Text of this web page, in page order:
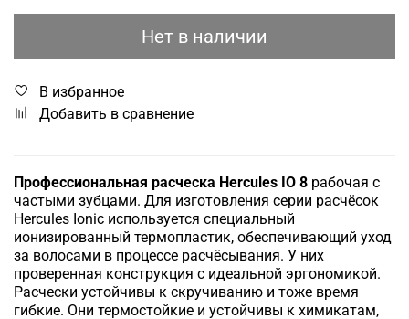
Нет в наличии
В избранное
Добавить в сравнение
Профессиональная расческа Hercules IO 8 рабочая с
чаcтыми зубцами. Для изготовления серии расчёсок
Hercules Ionic используется специальный
ионизированный термопластик, обеспечивающий уход
за волосами в процессе расчёсывания. У них
проверенная конструкция с идеальной эргономикой.
Расчески устойчивы к скручиванию и тоже время
гибкие. Они термостойкие и устойчивы к химикатам,